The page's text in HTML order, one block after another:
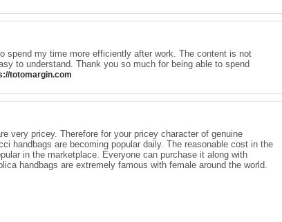
spend my time more efficiently after work. The content is not
to understand. Thank you so much for being able to spend
totomargin.com
very pricey. Therefore for your pricey character of genuine
handbags are becoming popular daily. The reasonable cost in the
in the marketplace. Everyone can purchase it along with
handbags are extremely famous with female around the world.